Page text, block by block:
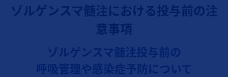
ゾルゲンスマ髄注における投与前の注
意事項
ゾルゲンスマ髄注投与前の
呼吸管理や感染症予防について